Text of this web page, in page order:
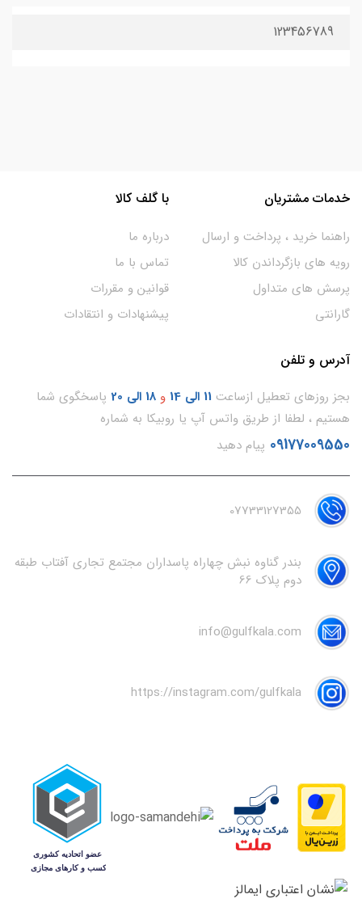
123456789
خدمات مشتریان
راهنما خرید ، پرداخت و ارسال
رویه های بازگرداندن کالا
پرسش های متداول
گارانتی
با گلف کالا
درباره ما
تماس با ما
قوانین و مقررات
پیشنهادات و انتقادات
آدرس و تلفن
بجز روزهای تعطیل ازساعت 11 الی 14 و 18 الی 20
پاسخگوی شما
هستیم ، لطفا از طریق واتس آپ یا روبیکا به شماره
09177009550 پیام دهید
07733127355
بندر گناوه نبش چهاراه پاسداران مجتمع تجاری آفتاب طبقه
دوم پلاک 66
info@gulfkala.com
https://instagram.com/gulfkala